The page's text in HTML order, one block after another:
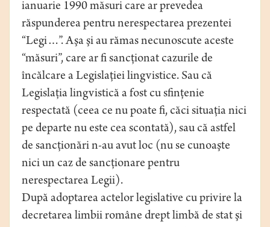
ianuarie 1990 măsuri care ar prevedea
răspunderea pentru nerespectarea prezentei
“Legi…”. Aşa şi au rămas necunoscute aceste
“măsuri”, care ar fi sancţionat cazurile de
încălcare a Legislaţiei lingvistice. Sau că
Legislaţia lingvistică a fost cu sfinţenie
respectată (ceea ce nu poate fi, căci situaţia nici
pe departe nu este cea scontată), sau că astfel
de sancţionări n-au avut loc (nu se cunoaşte
nici un caz de sancţionare pentru
nerespectarea Legii).
După adoptarea actelor legislative cu privire la
decretarea limbii române drept limbă de stat şi